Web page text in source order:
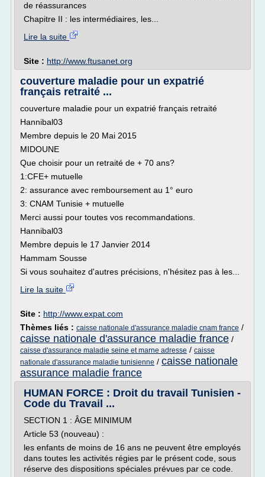
de réassurances
Chapitre II : les intermédiaires, les...
Lire la suite
Site : http://www.ftusanet.org
couverture maladie pour un expatrié
français retraité ...
couverture maladie pour un expatrié français retraité
Hannibal03
Membre depuis le 20 Mai 2015
MIDOUNE
Que choisir pour un retraité de + 70 ans?
1:CFE+ mutuelle
2: assurance avec remboursement au 1° euro
3: CNAM Tunisie + mutuelle
Merci aussi pour toutes vos recommandations.
Hannibal03
Membre depuis le 17 Janvier 2014
Hammam Sousse
Si vous souhaitez d'autres précisions, n'hésitez pas à les...
Lire la suite
Site : http://www.expat.com
Thèmes liés : caisse nationale d'assurance maladie cnam france /
caisse nationale d'assurance maladie france /
caisse d'assurance maladie seine et marne adresse / caisse
nationale d'assurance maladie tunisienne / caisse nationale
assurance maladie france
HUMAN FORCE : Droit du travail Tunisien -
Code du Travail ...
SECTION 1 : ÂGE MINIMUM
Article 53 (nouveau) :
les enfants de moins de 16 ans ne peuvent être employés
dans toutes les activités régies par le présent code, sous
réserve des dispositions spéciales prévues par ce code.